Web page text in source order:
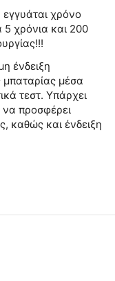
χρόνο
χρόνια και 200
ένδειξη
μέσα
τεστ. Υπάρχει
να προσφέρει
καθώς και ένδειξη